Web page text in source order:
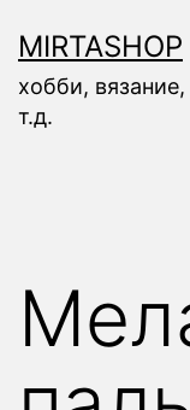
содержимому
MIRTASHOP
хобби,
т.д.